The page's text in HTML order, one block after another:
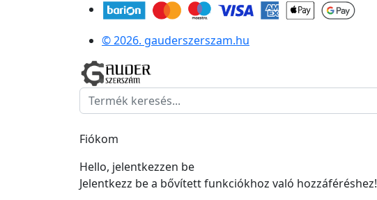
© 2026. gauderszerszam.hu
Fiókom
Hello, jelentkezzen be
Jelentkezz be a bővített funkciókhoz való hozzáféréshez!